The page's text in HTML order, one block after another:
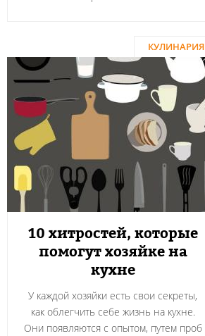
КУЛИНАРИЯ
10 хитростей, которые
помогут хозяйке на
кухне
У каждой хозяйки есть свои секреты,
как облегчить себе жизнь на кухне.
Они появляются с опытом, путем проб